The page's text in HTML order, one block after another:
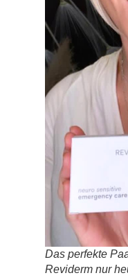
Das perfekte
Reviderm nur